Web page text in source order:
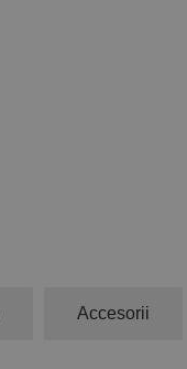
Accesorii